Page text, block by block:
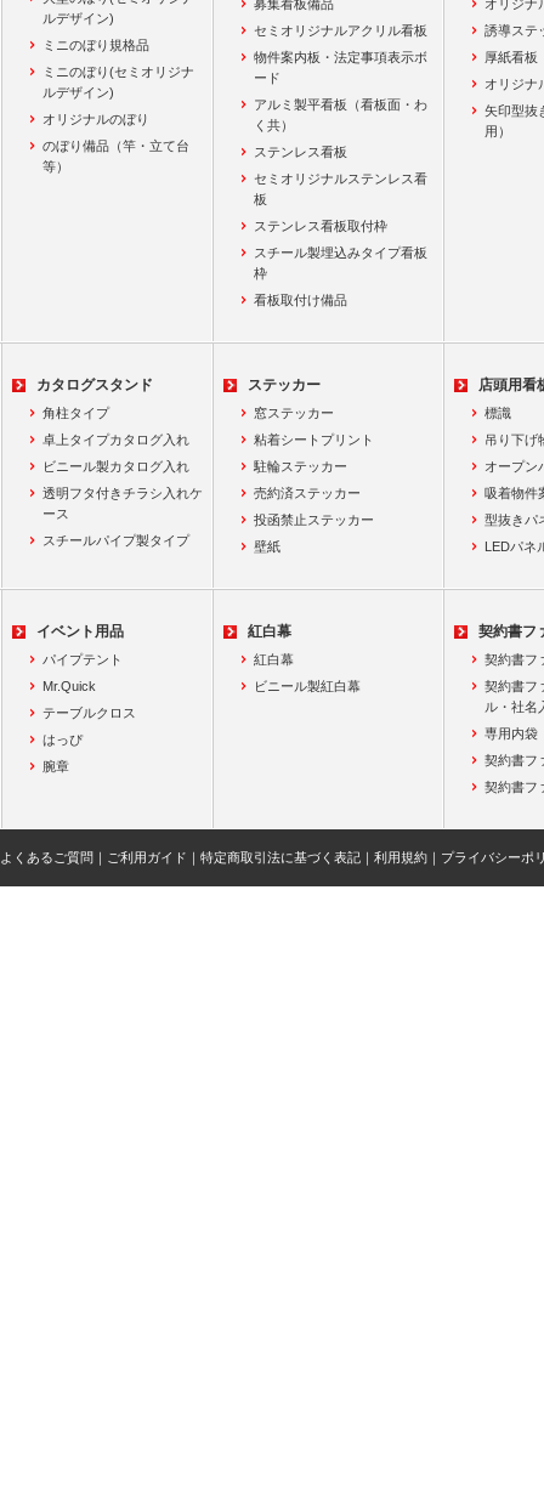
ルデザイン)
ミニのぼり規格品
ミニのぼり(セミオリジナ
ルデザイン)
オリジナルのぼり
のぼり備品（竿・立て台
等）
募集看板備品
セミオリジナルアクリル看板
物件案内板・法定事項表示ボ
ード
アルミ製平看板（看板面・わ
く共）
ステンレス看板
セミオリジナルステンレス看
板
ステンレス看板取付枠
スチール製埋込みタイプ看板
枠
看板取付け備品
オリジナ
誘導ステ
厚紙看板
オリジナ
矢印型抜
用）
カタログスタンド
角柱タイプ
卓上タイプカタログ入れ
ビニール製カタログ入れ
透明フタ付きチラシ入れケ
ース
スチールパイプ製タイプ
ステッカー
窓ステッカー
粘着シートプリント
駐輪ステッカー
売約済ステッカー
投函禁止ステッカー
壁紙
店頭用看
標識
吊り下げ
オープン
吸着物件
型抜きパ
LEDパネ
イベント用品
パイプテント
Mr.Quick
テーブルクロス
はっぴ
腕章
紅白幕
紅白幕
ビニール製紅白幕
契約書フ
契約書フ
契約書フ
ル・社名
専用内袋
契約書フ
契約書フ
よくあるご質問 ご利用ガイド 特定商取引法に基づく表記 利用規約 プライバシーポ